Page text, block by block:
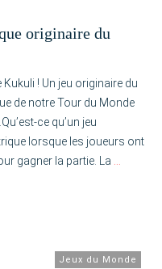
originaire du
! Un jeu originaire du
de notre Tour du Monde
ce qu’un jeu
lorsque les joueurs ont
gagner la partie. La
Jeux du Monde